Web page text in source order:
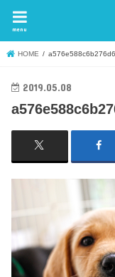
menu
HOME
2019.05.08